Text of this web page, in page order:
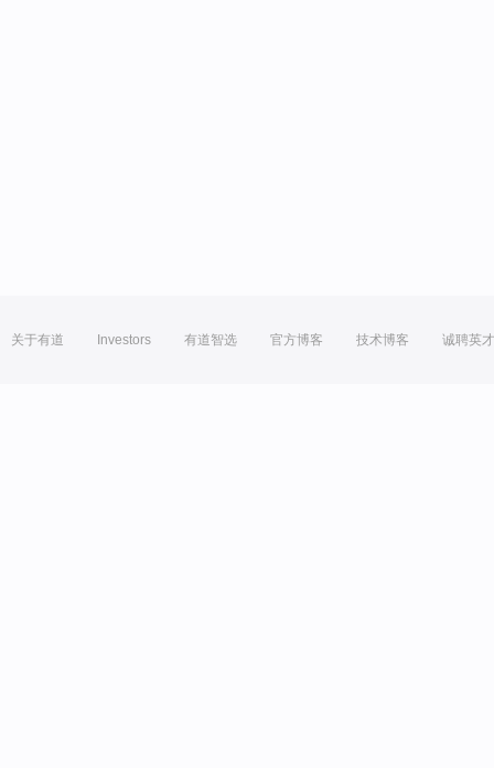
关于有道 Investors 有道智选 官方博客 技术博客 诚聘英才